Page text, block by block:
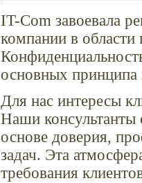
IT-Com завоевала
компании в
основных принципа
Для нас интересы
Наши консультанты
основе доверия,
задач. Эта
требования